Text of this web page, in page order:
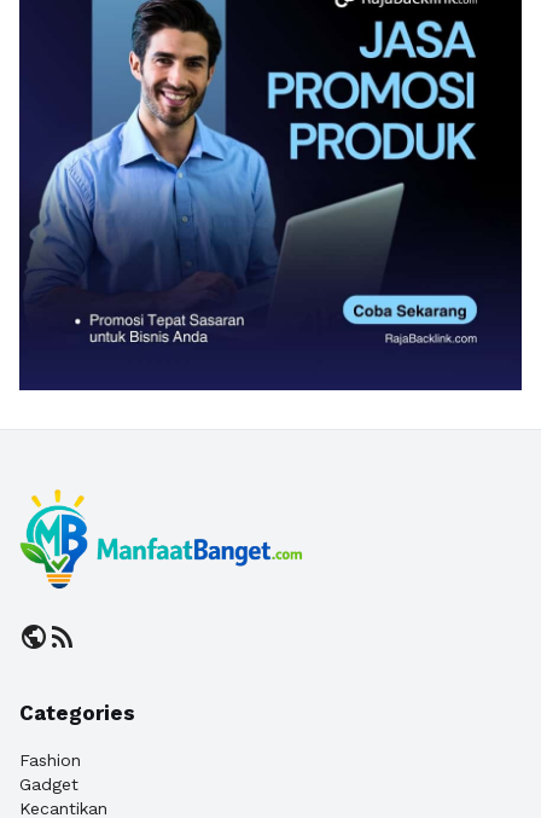
publicrss_feed
Categories
Fashion
Gadget
Kecantikan